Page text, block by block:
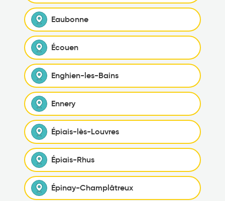
Eaubonne
Écouen
Enghien-les-Bains
Ennery
Épiais-lès-Louvres
Épiais-Rhus
Épinay-Champlâtreux